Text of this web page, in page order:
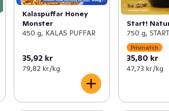
Kalaspuffar Honey
Monster
450 g, KALAS PUFFAR
35,92 kr
79,82 kr /kg
Start!
750 g,
Prismatch
35,80 kr
47,73 kr /kg